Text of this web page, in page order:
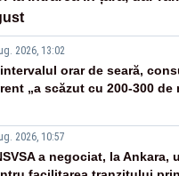
2026, 13:02
orar de seară,
„a scăzut cu 200-300 de
2026, 10:57
a negociat, la Ankara,